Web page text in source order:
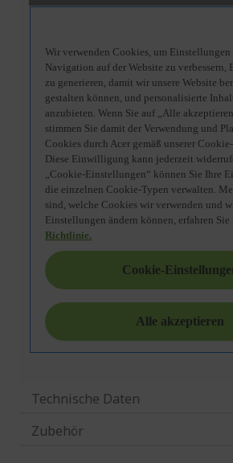
Technische Daten
Zubehör